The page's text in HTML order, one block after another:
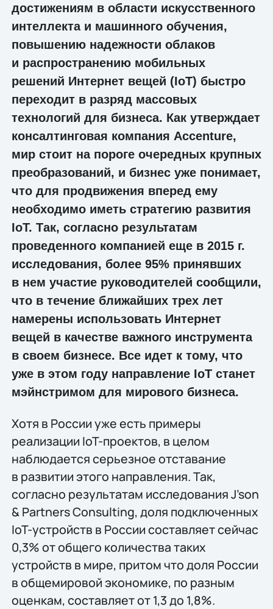
достижениям в области искусственного
интеллекта и машинного обучения,
повышению надежности облаков
и распространению мобильных
решений Интернет вещей (IoT) быстро
переходит в разряд массовых
технологий для бизнеса. Как утверждает
консалтинговая компания Accenture,
мир стоит на пороге очередных крупных
преобразований, и бизнес уже понимает,
что для продвижения вперед ему
необходимо иметь стратегию развития
IoT. Так, согласно результатам
проведенного компанией еще в 2015 г.
исследования, более 95% принявших
в нем участие руководителей сообщили,
что в течение ближайших трех лет
намерены использовать Интернет
вещей в качестве важного инструмента
в своем бизнесе. Все идет к тому, что
уже в этом году направление IoT станет
мэйнстримом для мирового бизнеса.
Хотя в России уже есть примеры
реализации IoT-проектов, в целом
наблюдается серьезное отставание
в развитии этого направления. Так,
согласно результатам исследования J’son
& Partners Consulting, доля подключенных
IoT-устройств в России составляет сейчас
0,3% от общего количества таких
устройств в мире, притом что доля России
в общемировой экономике, по разным
оценкам, составляет от 1,3 до 1,8%.